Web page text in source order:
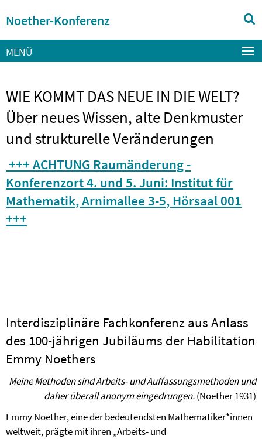
direkt
Inhalt
Noether-Konferenz
Service-
MENÜ
WIE KOMMT DAS NEUE IN DIE WELT?
Über neues Wissen, alte Denkmuster
und strukturelle Veränderungen
+++ ACHTUNG Raumänderung -
Konferenzort 4. und 5. Juni: Institut für
Mathematik, Arnimallee 3-5, Hörsaal 001
+++
Interdisziplinäre Fachkonferenz aus Anlass
des 100-jährigen Jubiläums der Habilitation
Emmy Noethers
Meine Methoden sind Arbeits- und Auffassungsmethoden und
daher überall anonym eingedrungen.(Noether 1931)
Emmy Noether, eine der bedeutendsten Mathematiker*innen
weltweit, prägte mit ihren „Arbeits- und